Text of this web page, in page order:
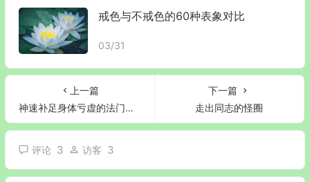
戒色与不戒色的60种表象对比
03/31
上一篇
神速补足身体亏虚的法门—拜药师佛
下一篇
走出同志的怪圈
评论 3 访客 3